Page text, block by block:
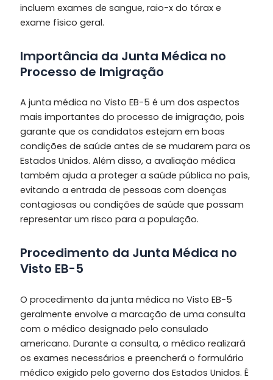
incluem exames de sangue, raio-x do tórax e
exame físico geral.
Importância da Junta Médica no
Processo de Imigração
A junta médica no Visto EB-5 é um dos aspectos
mais importantes do processo de imigração, pois
garante que os candidatos estejam em boas
condições de saúde antes de se mudarem para os
Estados Unidos. Além disso, a avaliação médica
também ajuda a proteger a saúde pública no país,
evitando a entrada de pessoas com doenças
contagiosas ou condições de saúde que possam
representar um risco para a população.
Procedimento da Junta Médica no
Visto EB-5
O procedimento da junta médica no Visto EB-5
geralmente envolve a marcação de uma consulta
com o médico designado pelo consulado
americano. Durante a consulta, o médico realizará
os exames necessários e preencherá o formulário
médico exigido pelo governo dos Estados Unidos. É